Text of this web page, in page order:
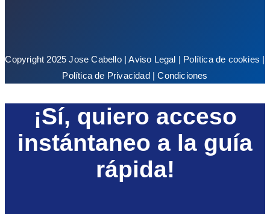
Copyright 2025 Jose Cabello |Aviso Legal | Política de cookies |
Política de Privacidad|Condiciones
¡Sí, quiero acceso
instántaneo a la guía
rápida!